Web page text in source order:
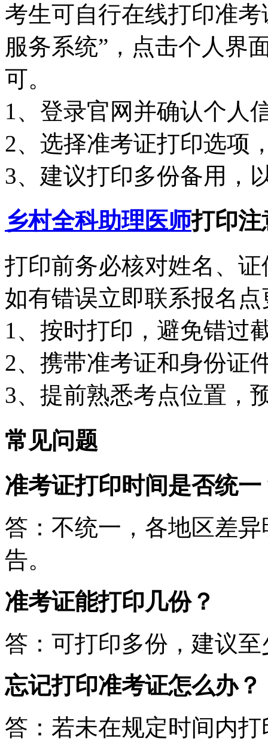
考生可自行在线打印准
服务系统”，点击个人界
可。
1、登录官网并确认个人
2、选择准考证打印选项
3、建议打印多份备用，
乡村全科助理医师打印注
打印前务必核对姓名、
如有错误立即联系报名点
1、按时打印，避免错过
2、携带准考证和身份证
3、提前熟悉考点位置，
常见问题
准考证打印时间是否统一
答：不统一，各地区差
告。
准考证能打印几份？
答：可打印多份，建议
忘记打印准考证怎么办？
答：若未在规定时间内